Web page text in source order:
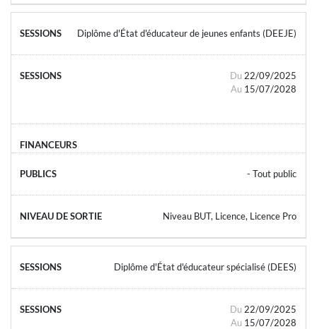
Diplôme d'État d'éducateur de jeunes enfants (DEEJE)
Du 22/09/2025
Au 15/07/2028
- Tout public
Niveau BUT, Licence, Licence Pro
Diplôme d'État d'éducateur spécialisé (DEES)
Du 22/09/2025
Au 15/07/2028